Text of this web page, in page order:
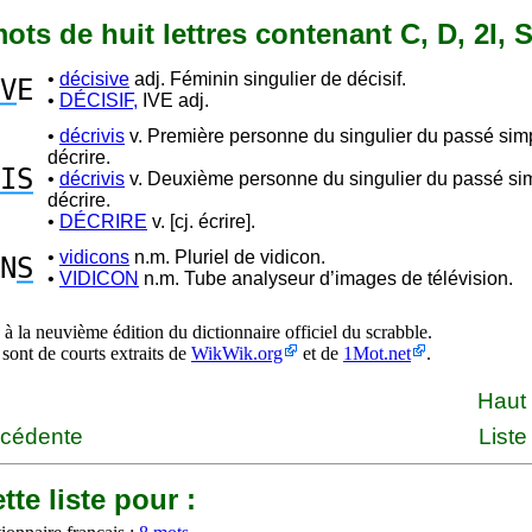
de huit lettres contenant C, D, 2I,
E • décisive adj. Féminin singulier de décisif.
• DÉCISIF, IVE adj.
• décrivis v. Première personne du singulier du passé
décrire.
• décrivis v. Deuxième personne du singulier du passé
décrire.
• DÉCRIRE v. [cj. écrire].
S • vidicons n.m. Pluriel de vidicon.
• VIDICON n.m. Tube analyseur d’images de télévision.
la neuvième édition du dictionnaire officiel du scrabble.
de courts extraits de WikWik.org et de 1Mot.net .
liste pour :